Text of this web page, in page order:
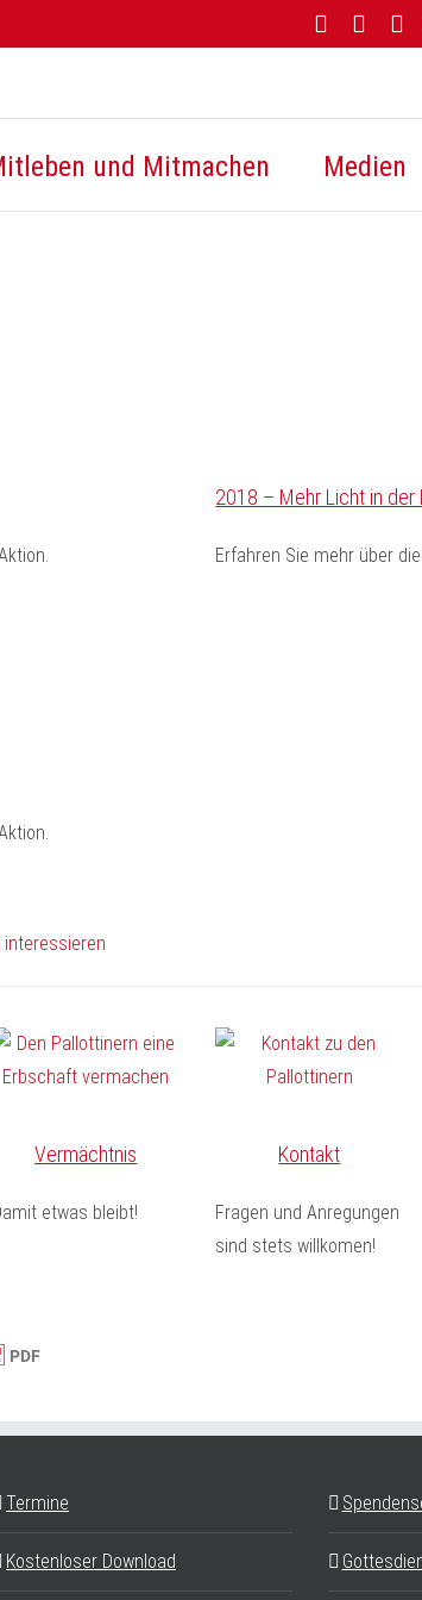
Facebook
und Mitmachen Medien
2018 – Mehr Licht in der
Erfahren Sie mehr über
interessieren
Vermächtnis
etwas bleibt!
Kontakt
Fragen und Anregungen
sind stets willkomen!
Termine
Kostenloser Download